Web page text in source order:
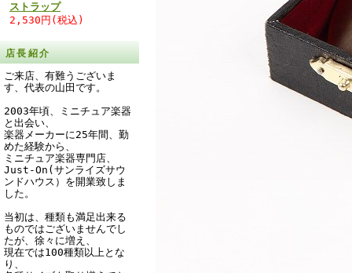
ストラップ
2,530円(税込)
店長紹介
ご来店、有難うございま
す、代表の山田です。
2003年頃、ミニチュア楽器
と出会い、
楽器メーカーに25年間、勤
めた経験から、
ミニチュア楽器専門店、
Just-On(サンライズサウ
ンドハウス）を開業致しま
した。
当初は、種類も満足出来る
ものではございませんでし
たが、徐々に増え、
現在では100種類以上とな
り、